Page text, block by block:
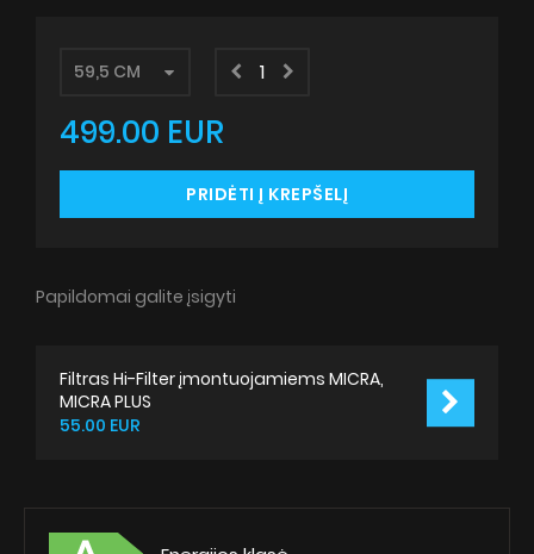
499.00 EUR
PRIDĖTI Į KREPŠELĮ
Papildomai galite įsigyti
Filtras Hi-Filter įmontuojamiems MICRA,
MICRA PLUS
55.00 EUR